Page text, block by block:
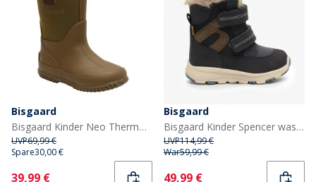
Bisgaard
Bisgaard Kinder Neo Thermo Gummistiefel Grün
UVP69,99 €
Spare30,00 €
Current
39,99 €
Bisgaard
Bisgaard Kinder Spencer wasserdichte Tex Stiefel Navy
UVP114,99 €
War59,99 €
Current
49,99 €